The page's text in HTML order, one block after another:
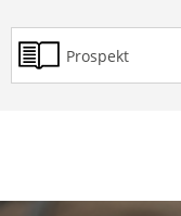
Prospekt